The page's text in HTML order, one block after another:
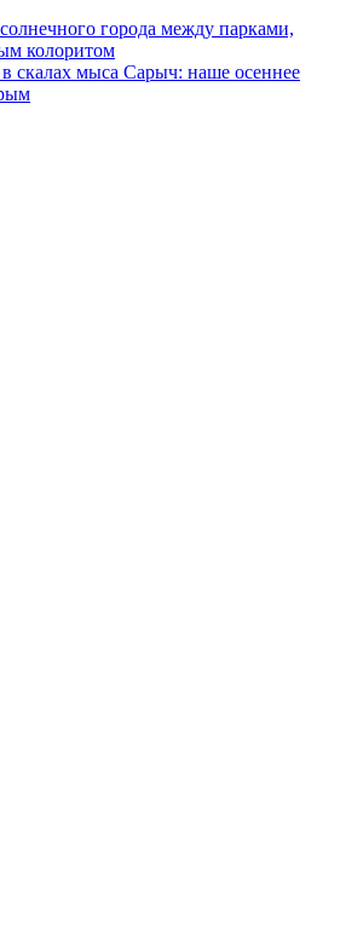
города между парками,
колоритом
в скалах мыса Сарыч: наше осеннее